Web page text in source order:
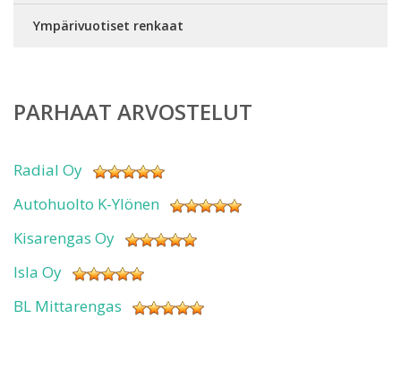
Ympärivuotiset renkaat
PARHAAT ARVOSTELUT
Radial Oy
Autohuolto K-Ylönen
Kisarengas Oy
Isla Oy
BL Mittarengas